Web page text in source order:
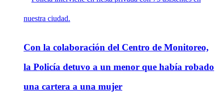
Con la colaboración del Centro de Monitoreo,
la Policía detuvo a un menor que había robado
una cartera a una mujer